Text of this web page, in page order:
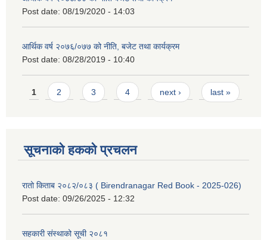
Post date: 08/19/2020 - 14:03
आर्थिक वर्ष २०७६/०७७ को नीति, बजेट तथा कार्यक्रम
Post date: 08/28/2019 - 10:40
Pages
1 2 3 4 next › last »
सूचनाको हकको प्रचलन
रातो किताब २०८२/०८३ ( Birendranagar Red Book - 2025-026)
Post date: 09/26/2025 - 12:32
सहकारी संस्थाको सूची २०८१